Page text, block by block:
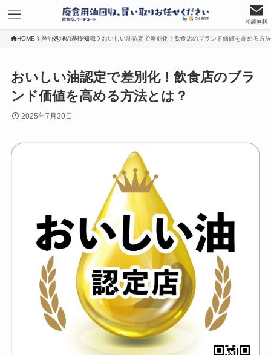
相談無料
HOME 廃油処理の基礎知識 おいしい油認定で差別化！飲食店のブランド価値を高める方
おいしい油認定で差別化！飲食店のブラ
ンド価値を高める方法とは？
2025年7月30日